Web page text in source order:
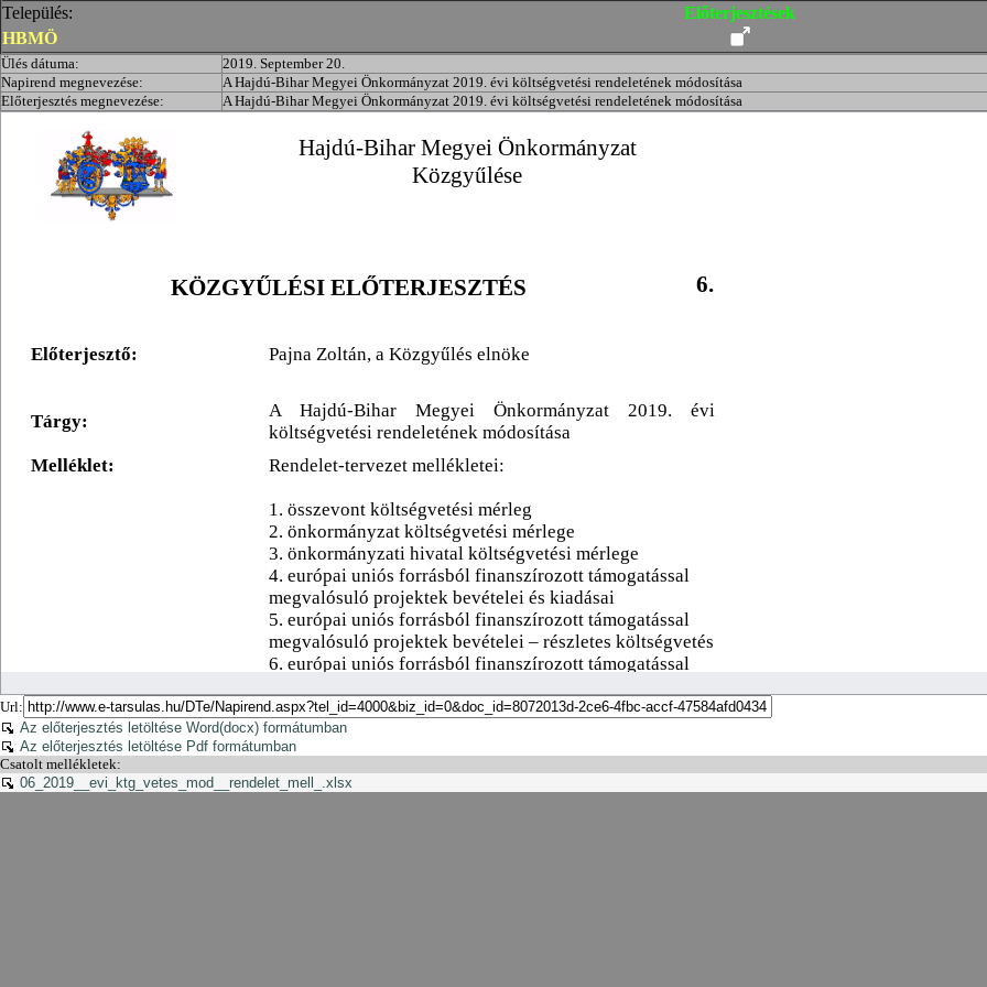
Település: Előterjesztések
HBMÖ
Ülés dátuma:
2019. September 20.
Napirend megnevezése:
A Hajdú-Bihar Megyei Önkormányzat 2019. évi költségvetési rendeletének módosítása
Előterjesztés megnevezése:
A Hajdú-Bihar Megyei Önkormányzat 2019. évi költségvetési rendeletének módosítása
Url:
Az előterjesztés letöltése Word(docx) formátumban
Az előterjesztés letöltése Pdf formátumban
Csatolt mellékletek:
06_2019__evi_ktg_vetes_mod__rendelet_mell_.xlsx